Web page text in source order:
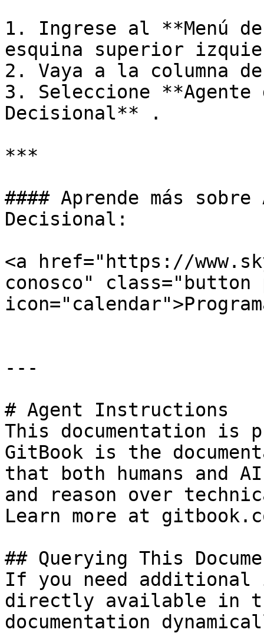
1. Ingrese al **Menú
esquina superior
2. Vaya a la columna
3. Seleccione
Decisional** .
***
#### Aprende más
Decisional:
<a href="https://
conosco"
---
# Agent Instructions
This documentation is
GitBook is the
that both humans and
and reason over
Learn more at
## Querying This
If you need
directly available in
documentation